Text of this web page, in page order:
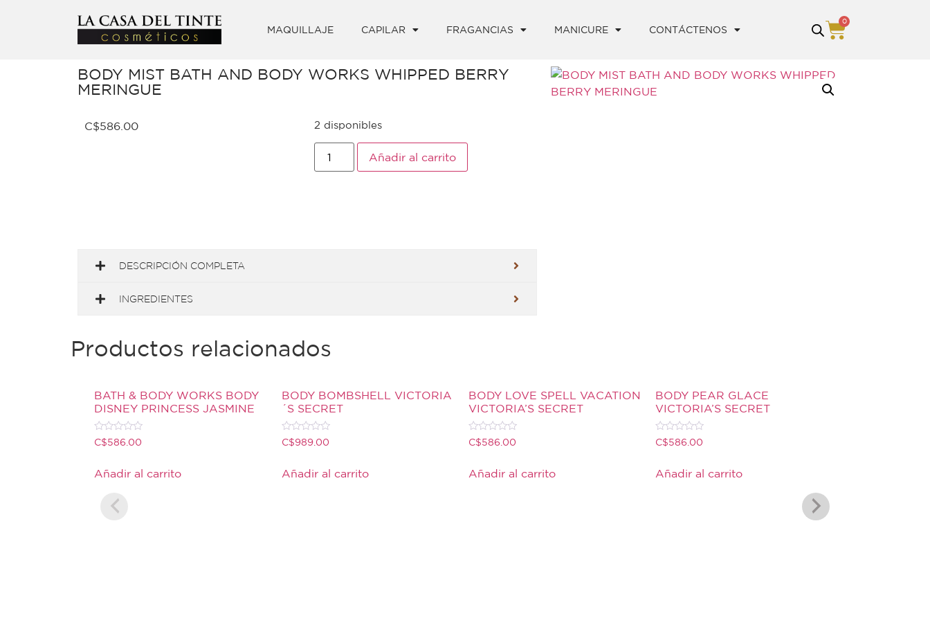
MAQUILLAJE CAPILAR FRAGANCIAS MANICURE CONTÁCTENOS
0
BODY MIST BATH AND BODY WORKS WHIPPED BERRY
MERINGUE
C$586.00 2 disponibles
Añadir al carrito
DESCRIPCIÓN COMPLETA
INGREDIENTES
Productos relacionados
BATH & BODY WORKS BODY
DISNEY PRINCESS JASMINE
Valorado
con
5
C$586.00
Añadir al carrito
BODY BOMBSHELL VICTORIA
´S SECRET
Valorado
con
5
C$989.00
Añadir al carrito
BODY LOVE SPELL VACATION
VICTORIA’S SECRET
Valorado
con
5
C$586.00
Añadir al carrito
BODY PEAR GLACE
VICTORIA’S SECRET
Valorado
con
5
C$586.00
Añadir al carrito